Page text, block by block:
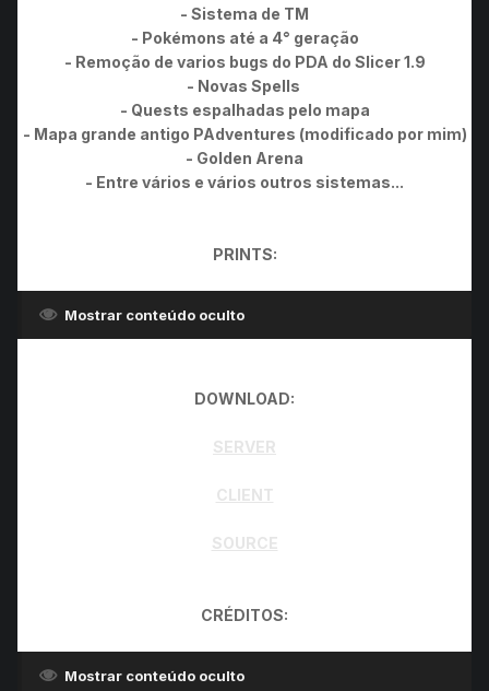
- Sistema de TM
- Pokémons até a 4° geração
- Remoção de varios bugs do PDA do Slicer 1.9
- Novas Spells
- Quests espalhadas pelo mapa
- Mapa grande antigo PAdventures (modificado por mim)
- Golden Arena
- Entre vários e vários outros sistemas...
PRINTS:
Mostrar conteúdo oculto
DOWNLOAD:
SERVER
CLIENT
SOURCE
CRÉDITOS:
Mostrar conteúdo oculto